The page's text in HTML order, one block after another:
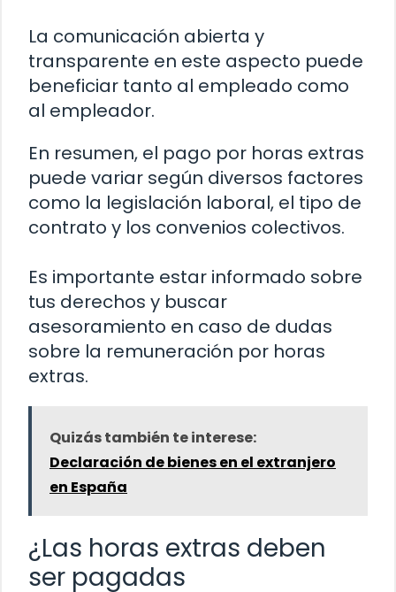
La comunicación abierta y
transparente en este aspecto puede
beneficiar tanto al empleado como
al empleador.
En resumen, el pago por horas extras
puede variar según diversos factores
como la legislación laboral, el tipo de
contrato y los convenios colectivos.
Es importante estar informado sobre
tus derechos y buscar
asesoramiento en caso de dudas
sobre la remuneración por horas
extras.
Quizás también te interese:
Declaración de bienes en el extranjero
en España
¿Las horas extras deben
ser pagadas